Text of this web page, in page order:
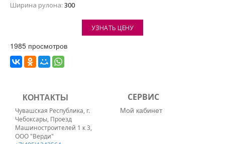
Ширина рулона: 300
УЗНАТЬ ЦЕНУ
1985 просмотров
КОНТАКТЫ
Чувашская Республика, г.
Чебоксары, Проезд
Машиностроителей 1 к 3,
ООО "Верди"
СЕРВИС
Мой кабинет